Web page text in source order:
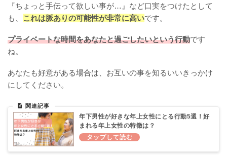
『ちょっと手伝って欲しい事が…』など口実をつけたとして
も、 これは脈ありの可能性が非常に高いです。
プライベートな時間をあなたと過ごしたいという行動です
ね。
あなたも好意がある場合は、お互いの事を知るいいきっかけ
にしてください。
年下男性が好きな年上女性にとる行動5選！好
まれる年上女性の特徴は？